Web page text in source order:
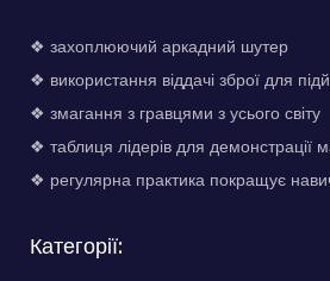
❖ захоплюючий аркадний шутер
❖ використання віддачі зброї для
❖ змагання з гравцями з усього світу
❖ таблиця лідерів для демонстрації
❖ регулярна практика покращує
Категорії: